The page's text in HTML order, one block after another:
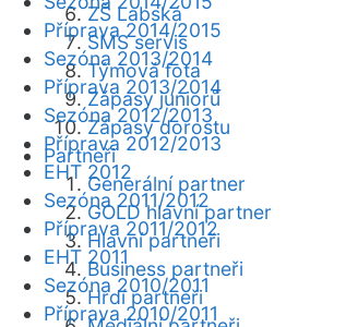
ZŠ Labská
SMS servis
Týmová fota
Zápasy juniorů
Zápasy dorostu
Partneři
Generální partner
GOLD hlavní partner
Hlavní partneři
Business partneři
Hrdí partneři
Příprava 2014/2015
Sezóna 2013/2014
Příprava 2013/2014
Sezóna 2012/2013
Příprava 2012/2013
EHT 2012
Sezóna 2011/2012
Příprava 2011/2012
EHT 2011
Sezóna 2010/2011
Příprava 2010/2011